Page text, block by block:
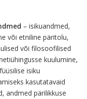
– isikuandmed,
või etniline päritolu,
või filosoofilised
kuulumine,
isiku
kasutatavaid
andmed pärilikkuse